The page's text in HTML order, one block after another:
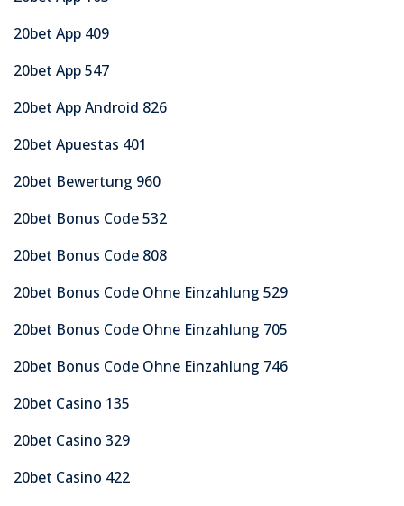
20bet App 409
20bet App 547
20bet App Android 826
20bet Apuestas 401
20bet Bewertung 960
20bet Bonus Code 532
20bet Bonus Code 808
20bet Bonus Code Ohne Einzahlung 529
20bet Bonus Code Ohne Einzahlung 705
20bet Bonus Code Ohne Einzahlung 746
20bet Casino 135
20bet Casino 329
20bet Casino 422